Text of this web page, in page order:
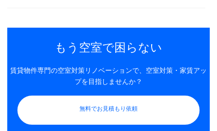
もう空室で困らない
賃貸物件専門の空室対策リノベーションで、空室対策・家賃アッ
プを目指しませんか？
無料でお見積もり依頼